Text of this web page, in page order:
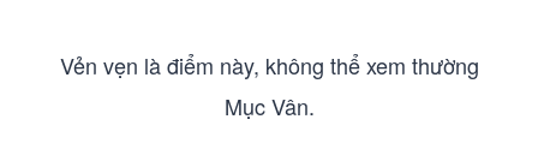
Vẻn vẹn là điểm này, không thể xem thường
Mục Vân.